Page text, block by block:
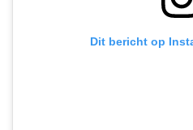
Dit bericht op